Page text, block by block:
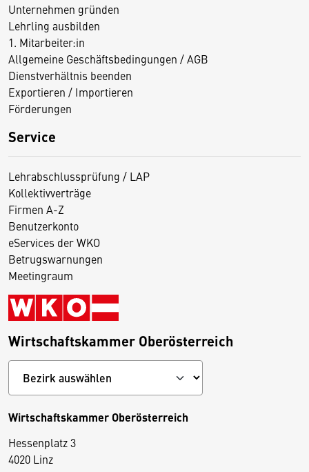
Unternehmen gründen
Lehrling ausbilden
1. Mitarbeiter:in
Allgemeine Geschäftsbedingungen / AGB
Dienstverhältnis beenden
Exportieren / Importieren
Förderungen
Service
Lehrabschlussprüfung / LAP
Kollektivverträge
Firmen A-Z
Benutzerkonto
eServices der WKO
Betrugswarnungen
Meetingraum
Wirtschaftskammer Oberösterreich
Wirtschaftskammer Oberösterreich
Hessenplatz 3
4020 Linz